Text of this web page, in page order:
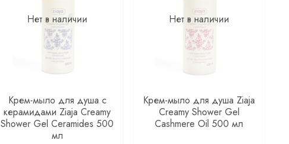
Нет в наличии
Крем-мыло для душа с
керамидами Ziaja Creamy
Shower Gel Ceramides 500
мл
Нет в наличии
Крем-мыло для душа Ziaja
Creamy Shower Gel
Cashmere Oil 500 мл